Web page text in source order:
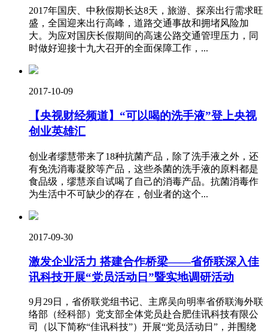
2017年国庆、中秋假期长达8天，旅游、探亲出行需求旺
盛，全国迎来出行高峰，道路交通事故和拥堵风险加
大。为应对国庆长假期间的高速公路交通管理压力，同
时做好迎接十九大召开的全面保障工作，...
2017-10-09
【央视财经频道】“可以喝的洗手液”登上央视
创业英雄汇
创业者缪慧带来了18种抗菌产品，除了洗手液之外，还
有免洗消毒凝胶等产品，这些杀菌的洗手液的原料都是
食品级，缪慧亲自试喝了自己的消毒产品。抗菌消毒作
为生活中不可缺少的存在，创业者的这个...
2017-09-30
激发企业活力 搭建合作桥梁——省侨联深入佳
讯科技开展“党员活动日”暨实地调研活动
9月29日，省侨联党组书记、主席吴向明率省侨联海外联
络部（经科部）党支部全体党员赴合肥佳讯科技有限公
司（以下简称“佳讯科技”）开展“党员活动日”，并围绕